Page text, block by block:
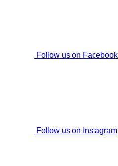
Follow us on Facebook
Follow us on Instagram